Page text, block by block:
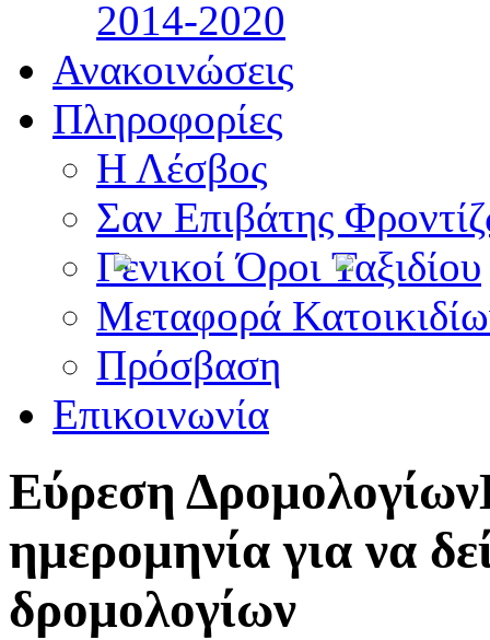
2014-2020
Ανακοινώσεις
Πληροφορίες
Η Λέσβος
Σαν Επιβάτης
Γενικοί Όροι Ταξιδίου
Μεταφορά
Πρόσβαση
Επικοινωνία
Εύρεση Δρομολογίων
ημερομηνία για να
δρομολογίων